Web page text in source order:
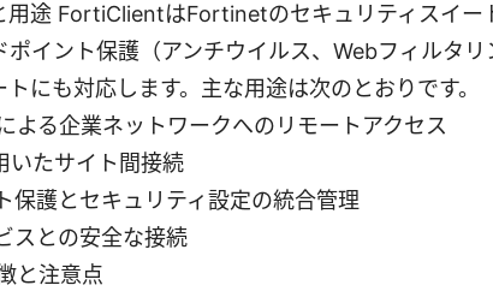
途 FortiClientはFortinetのセキュリティスイー
ポイント保護（アンチウイルス、Webフィルタリ
トにも対応します。主な用途は次のとおりです。
よる企業ネットワークへのリモートアクセス
いたサイト間接続
保護とセキュリティ設定の統合管理
スとの安全な接続
と注意点